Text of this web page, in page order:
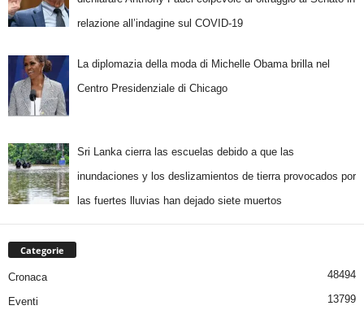
relazione all’indagine sul COVID-19
La diplomazia della moda di Michelle Obama brilla nel
Centro Presidenziale di Chicago
Sri Lanka cierra las escuelas debido a que las
inundaciones y los deslizamientos de tierra provocados por
las fuertes lluvias han dejado siete muertos
Categorie
Cronaca 48494
Eventi 13799